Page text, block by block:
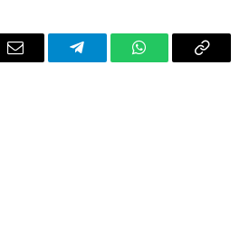
Email TelegramWhatsAppCopy